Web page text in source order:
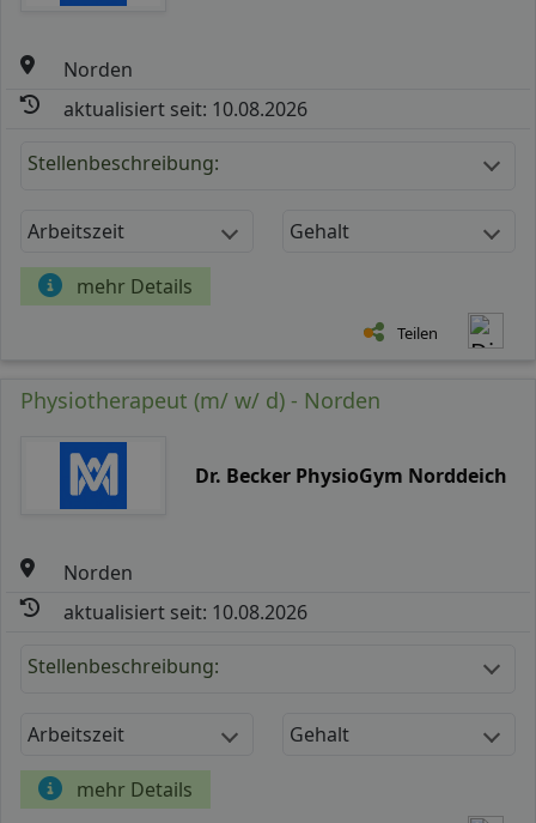
Norden
aktualisiert seit: 10.08.2026
Stellenbeschreibung:
Arbeitszeit Gehalt
mehr Details
Teilen
Physiotherapeut (m/ w/ d) - Norden
Dr. Becker PhysioGym Norddeich
Norden
aktualisiert seit: 10.08.2026
Stellenbeschreibung:
Arbeitszeit Gehalt
mehr Details